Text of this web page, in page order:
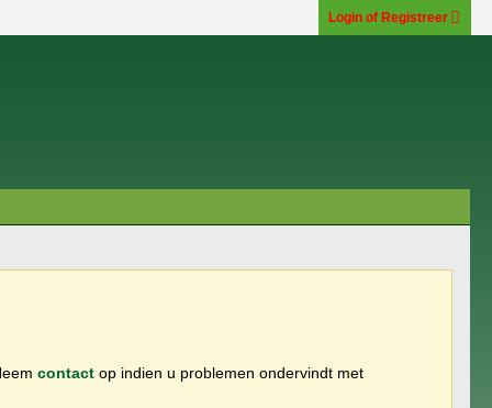
Login of Registreer
contact op indien u problemen ondervindt met